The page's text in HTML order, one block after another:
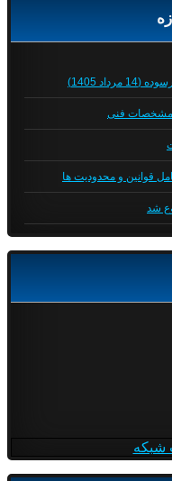
1405)
قوانین و محدودیت ها
شد
شبکه